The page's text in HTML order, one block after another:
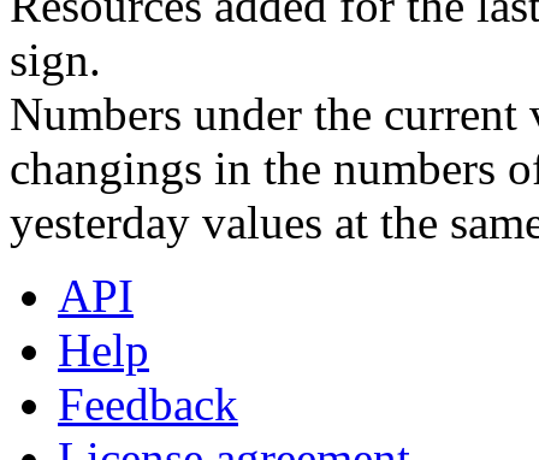
sign.
Numbers under the
changings in the numbers
yesterday values at the
API
Help
Feedback